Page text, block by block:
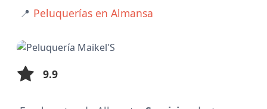
📍 Peluquerías en Almansa
9.9